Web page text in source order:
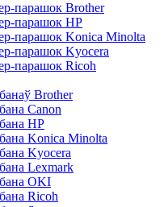
парашок Brother
парашок HP
парашок Konica Minolta
парашок Kyocera
парашок Ricoh
Brother
Canon
HP
Konica Minolta
Kyocera
Lexmark
OKI
Ricoh